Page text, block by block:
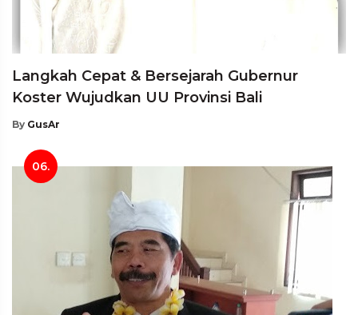
Langkah Cepat & Bersejarah Gubernur
Koster Wujudkan UU Provinsi Bali
By GusAr
06.